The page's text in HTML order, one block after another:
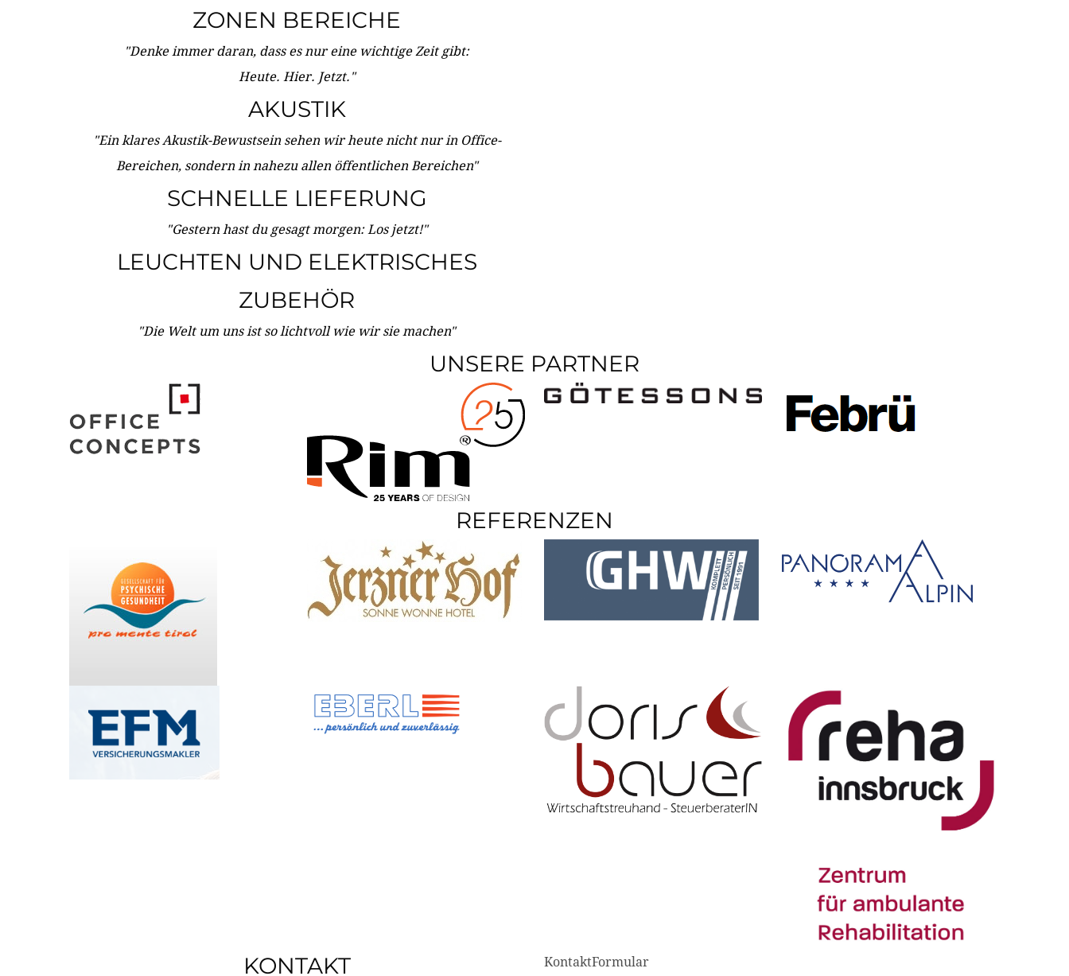
ZONEN BEREICHE
"Denke immer daran, dass es nur eine wichtige Zeit gibt:
Heute. Hier. Jetzt."
AKUSTIK
"Ein klares Akustik-Bewustsein sehen wir heute nicht nur in Office-
Bereichen, sondern in nahezu allen öffentlichen Bereichen"
SCHNELLE LIEFERUNG
"Gestern hast du gesagt morgen: Los jetzt!"
LEUCHTEN UND ELEKTRISCHES
ZUBEHÖR
"Die Welt um uns ist so lichtvoll wie wir sie machen"
UNSERE PARTNER
REFERENZEN
KONTAKT KontaktFormular